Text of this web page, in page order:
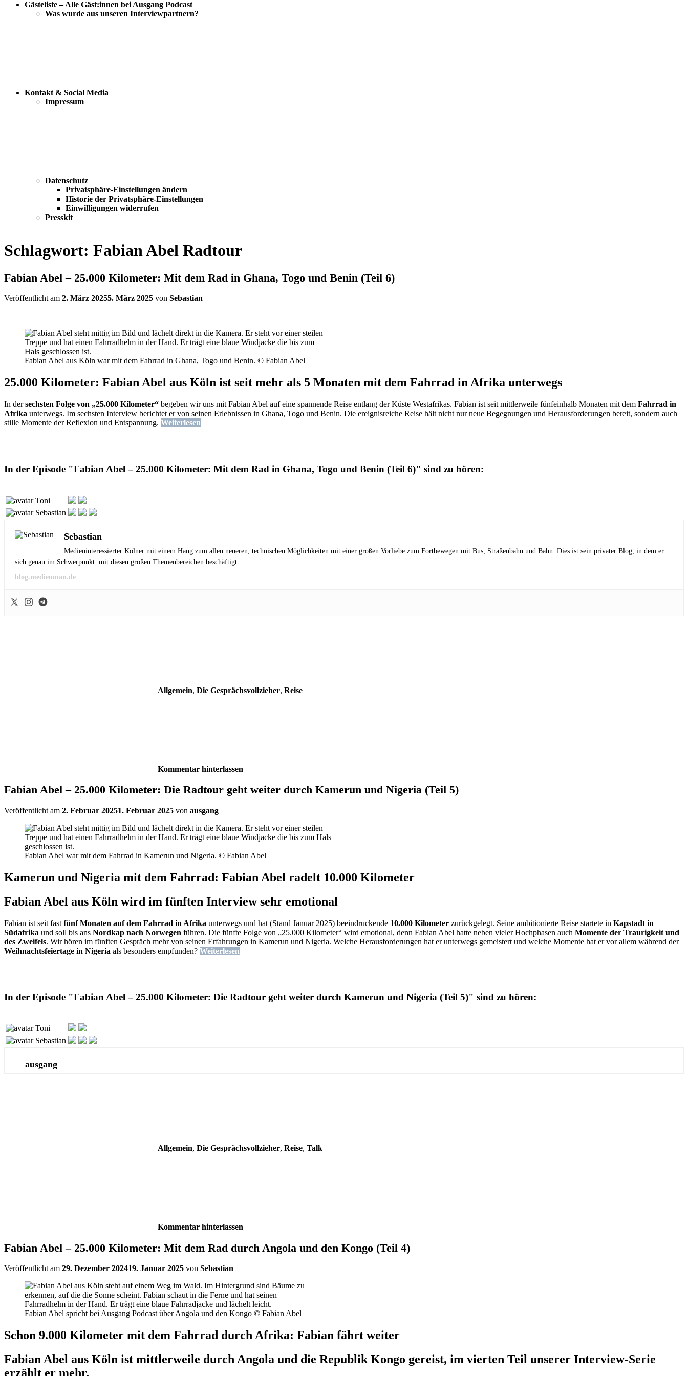
Gästeliste – Alle Gäst:innen bei Ausgang Podcast
Was wurde aus unseren Interviewpartnern?
Kontakt & Social Media
Impressum
Datenschutz
Privatsphäre-Einstellungen ändern
Historie der Privatsphäre-Einstellungen
Einwilligungen widerrufen
Presskit
Schlagwort: Fabian Abel Radtour
Fabian Abel – 25.000 Kilometer: Mit dem Rad in Ghana, Togo und Benin (Teil 6)
Veröffentlicht am 2. März 20255. März 2025 von Sebastian
Fabian Abel aus Köln war mit dem Fahrrad in Ghana, Togo und Benin. © Fabian Abel
25.000 Kilometer: Fabian Abel aus Köln ist seit mehr als 5 Monaten mit dem Fahrrad in Afrika unterwegs
In dersechsten Folge von „25.000 Kilometer“ begeben wir uns mit Fabian Abel auf eine spannende Reise entlang der Küste Westafrikas. Fabian ist seit mittlerweile fünfeinhalb Monaten mit dem Fahrrad in
Afrika unterwegs. Im sechsten Interview berichtet er von seinen Erlebnissen in Ghana, Togo und Benin. Die ereignisreiche Reise hält nicht nur neue Begegnungen und Herausforderungen bereit, sondern auch
stille Momente der Reflexion und Entspannung. Weiterlesen
In der Episode "Fabian Abel – 25.000 Kilometer: Mit dem Rad in Ghana, Togo und Benin (Teil 6)" sind zu hören:
Toni
Sebastian
Sebastian
Medieninteressierter Kölner mit einem Hang zum allen neueren, technischen Möglichkeiten mit einer großen Vorliebe zum Fortbewegen mit Bus, Straßenbahn und Bahn. Dies ist sein privater Blog, in dem er
sich genau im Schwerpunkt mit diesen großen Themenbereichen beschäftigt.
blog.medienman.de
Allgemein, Die Gesprächsvollzieher, Reise
Kommentar hinterlassen
Fabian Abel – 25.000 Kilometer: Die Radtour geht weiter durch Kamerun und Nigeria (Teil 5)
Veröffentlicht am 2. Februar 20251. Februar 2025 von ausgang
Fabian Abel war mit dem Fahrrad in Kamerun und Nigeria. © Fabian Abel
Kamerun und Nigeria mit dem Fahrrad: Fabian Abel radelt 10.000 Kilometer
Fabian Abel aus Köln wird im fünften Interview sehr emotional
Fabian ist seit fast fünf Monaten auf dem Fahrrad in Afrika unterwegs und hat (Stand Januar 2025) beeindruckende 10.000 Kilometer zurückgelegt. Seine ambitionierte Reise startete in Kapstadt in
Südafrika und soll bis ans Nordkap nach Norwegen führen. Die fünfte Folge von „25.000 Kilometer“ wird emotional, denn Fabian Abel hatte neben vieler Hochphasen auch Momente der Traurigkeit und
des Zweifels. Wir hören im fünften Gespräch mehr von seinen Erfahrungen in Kamerun und Nigeria. Welche Herausforderungen hat er unterwegs gemeistert und welche Momente hat er vor allem während der
Weihnachtsfeiertage in Nigeria als besonders empfunden? Weiterlesen
In der Episode "Fabian Abel – 25.000 Kilometer: Die Radtour geht weiter durch Kamerun und Nigeria (Teil 5)" sind zu hören:
Toni
Sebastian
ausgang
Allgemein, Die Gesprächsvollzieher, Reise, Talk
Kommentar hinterlassen
Fabian Abel – 25.000 Kilometer: Mit dem Rad durch Angola und den Kongo (Teil 4)
Veröffentlicht am 29. Dezember 202419. Januar 2025 von Sebastian
Fabian Abel spricht bei Ausgang Podcast über Angola und den Kongo © Fabian Abel
Schon 9.000 Kilometer mit dem Fahrrad durch Afrika: Fabian fährt weiter
Fabian Abel aus Köln ist mittlerweile durch Angola und die Republik Kongo gereist, im vierten Teil unserer Interview-Serie
erzählt er mehr.